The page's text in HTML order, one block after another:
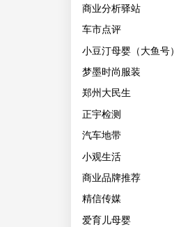
商业分析驿站
车市点评
小豆汀母婴（大鱼号）
梦墨时尚服装
郑州大民生
正宇检测
汽车地带
小观生活
商业品牌推荐
精信传媒
爱育儿母婴